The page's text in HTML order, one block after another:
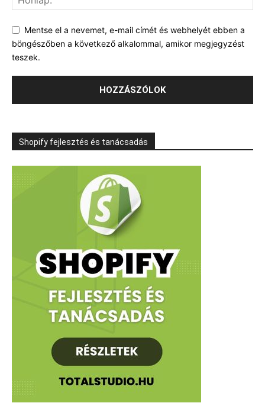
Mentse el a nevemet, e-mail címét és webhelyét ebben a
böngészőben a következő alkalommal, amikor megjegyzést
teszek.
Shopify fejlesztés és tanácsadás